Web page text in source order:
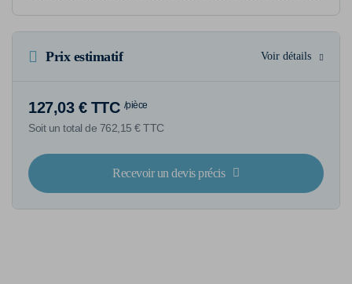
Prix estimatif Voir détails
127,03 € TTC /pièce
Soit un total de 762,15 € TTC
Recevoir un devis précis